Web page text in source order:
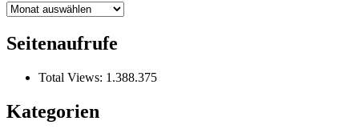
Archiv
Seitenaufrufe
Total Views: 1.388.375
Kategorien